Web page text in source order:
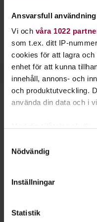
Ansvarsfull
Vi och våra 1022
som t.ex. ditt IP-
cookies för att lagra
enhet för att kunna
innehåll, annons- och
och produktutveckling.
använda din data och i
som kan ha en
Ta reda på mer om hur
Du kan ändra eller dra
Nödvändig
Inställningar
Statistik
Inspireras och lär dig
Se vilka studieplaner vi
Starta en
Lär dig tillsammans